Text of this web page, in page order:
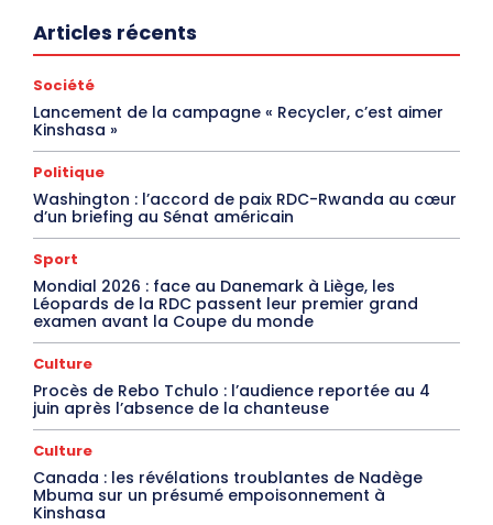
Articles récents
Société
Lancement de la campagne « Recycler, c’est aimer
Kinshasa »
Politique
Washington : l’accord de paix RDC-Rwanda au cœur
d’un briefing au Sénat américain
Sport
Mondial 2026 : face au Danemark à Liège, les
Léopards de la RDC passent leur premier grand
examen avant la Coupe du monde
Culture
Procès de Rebo Tchulo : l’audience reportée au 4
juin après l’absence de la chanteuse
Culture
Canada : les révélations troublantes de Nadège
Mbuma sur un présumé empoisonnement à
Kinshasa